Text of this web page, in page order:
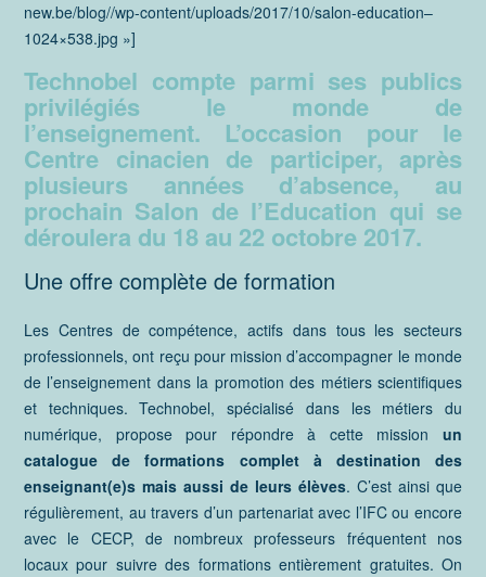
new.be/blog//wp-content/uploads/2017/10/salon-education–
1024×538.jpg »]
Technobel compte parmi ses publics
privilégiés le monde de
l’enseignement. L’occasion pour le
Centre cinacien de participer, après
plusieurs années d’absence, au
prochain Salon de l’Education qui se
déroulera du 18 au 22 octobre 2017.
Une offre complète de formation
Les Centres de compétence, actifs dans tous les secteurs
professionnels, ont reçu pour mission d’accompagner le monde
de l’enseignement dans la promotion des métiers scientifiques
et techniques. Technobel, spécialisé dans les métiers du
numérique, propose pour répondre à cette mission un
catalogue de formations complet à destination des
enseignant(e)s mais aussi de leurs élèves. C’est ainsi que
régulièrement, au travers d’un partenariat avec l’IFC ou encore
avec le CECP, de nombreux professeurs fréquentent nos
locaux pour suivre des formations entièrement gratuites. On